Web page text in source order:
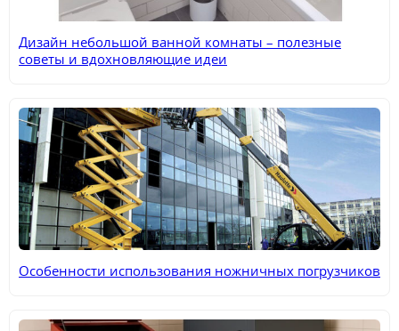
Дизайн небольшой ванной комнаты – полезные
советы и вдохновляющие идеи
Особенности использования ножничных погрузчиков